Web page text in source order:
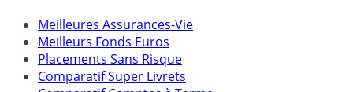
Meilleures Assurances-Vie
Meilleurs Fonds Euros
Placements Sans Risque
Comparatif Super Livrets